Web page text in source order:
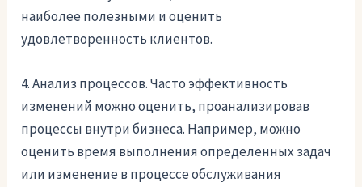
наиболее полезными и оценить
удовлетворенность клиентов.
4. Анализ процессов. Часто эффективность
изменений можно оценить, проанализировав
процессы внутри бизнеса. Например, можно
оценить время выполнения определенных задач
или изменение в процессе обслуживания